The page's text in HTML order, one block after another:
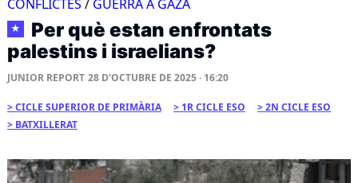
CONFLICTES / GUERRA A GAZA
★
Per què estan enfrontats
palestins i israelians?
JUNIOR REPORT 28 D'OCTUBRE DE 2025 · 16:20
CICLE SUPERIOR DE PRIMÀRIA 1R CICLE ESO
2N CICLE ESO
BATXILLERAT